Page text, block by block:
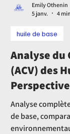
Analyse du
(ACV) des
Analyse complète
de base,
huile de base
Emily Othenin
5 janv.
4